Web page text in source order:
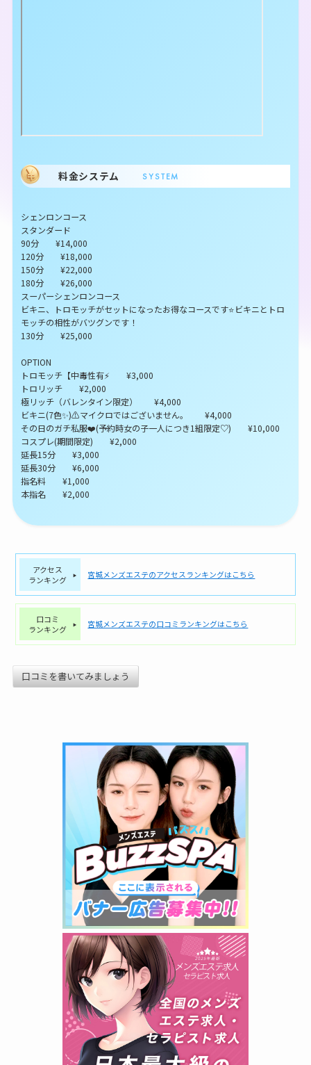
料金システム SYSTEM
シェンロンコース
スタンダード
90分 ¥14,000
120分 ¥18,000
150分 ¥22,000
180分 ¥26,000
スーパーシェンロンコース
ビキニ、トロモッチがセットになったお得なコースです⭐️ビキニとトロ
モッチの相性がバツグンです！
130分 ¥25,000
OPTION
トロモッチ【中毒性有⚡️ ¥3,000
トロリッチ ¥2,000
極リッチ（バレンタイン限定） ¥4,000
ビキニ(7色✨)⚠︎︎マイクロではございません。 ¥4,000
その日のガチ私服❤️‍(予約時女の子一人につき1組限定♡) ¥10,000
コスプレ(期間限定) ¥2,000
延長15分 ¥3,000
延長30分 ¥6,000
指名料 ¥1,000
本指名 ¥2,000
アクセス
ランキング
宮城メンズエステのアクセスランキングはこちら
口コミ
ランキング
宮城メンズエステの口コミランキングはこちら
口コミを書いてみましょう